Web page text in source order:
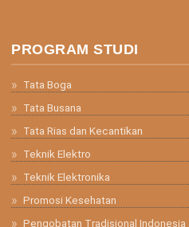
PROGRAM STUDI
Tata Boga
Tata Busana
Tata Rias dan Kecantikan
Teknik Elektro
Teknik Elektronika
Promosi Kesehatan
Pengobatan Tradisional Indonesia